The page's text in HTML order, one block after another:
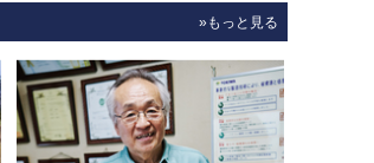
»もっと見る